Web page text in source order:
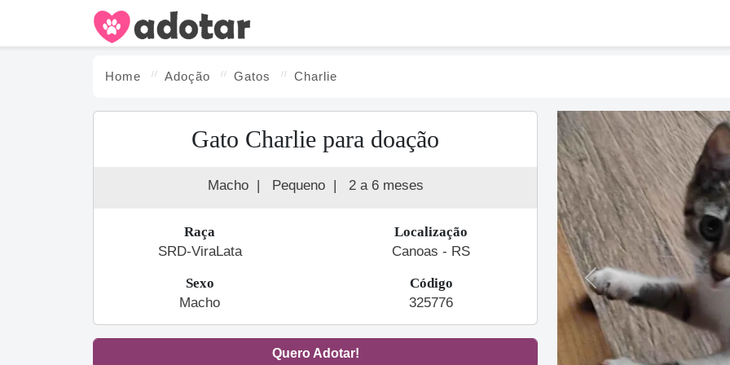
Home Adoção Gatos Charlie
Gato Charlie para doação
Macho | Pequeno | 2 a 6 meses
Raça
SRD-ViraLata
Localização
Canoas - RS
Sexo
Macho
Código
325776
Quero Adotar!
Previous